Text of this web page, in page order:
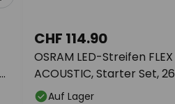
OSRAM LED-Streifen FLEX
ACOUSTIC, Starter Set,
10 mm
CHF 114.90
Auf Lager